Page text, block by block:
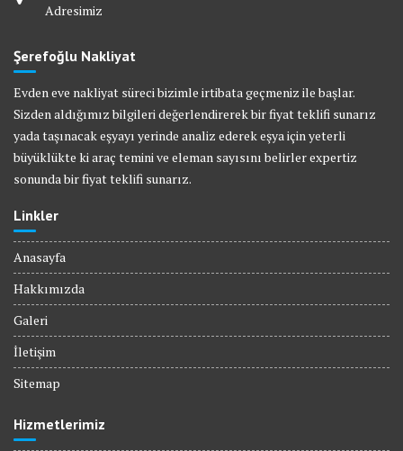
Adresimiz
Şerefoğlu Nakliyat
Evden eve nakliyat süreci bizimle irtibata geçmeniz ile başlar.
Sizden aldığımız bilgileri değerlendirerek bir fiyat teklifi sunarız
yada taşınacak eşyayı yerinde analiz ederek eşya için yeterli
büyüklükte ki araç temini ve eleman sayısını belirler expertiz
sonunda bir fiyat teklifi sunarız.
Linkler
Anasayfa
Hakkımızda
Galeri
İletişim
Sitemap
Hizmetlerimiz